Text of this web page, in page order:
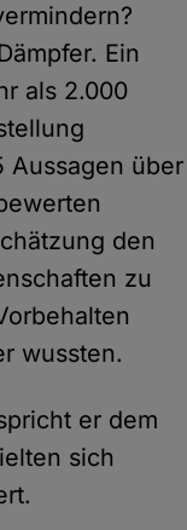
Ein
als 2.000
Aussagen über
den
zu
wussten.
er dem
sich